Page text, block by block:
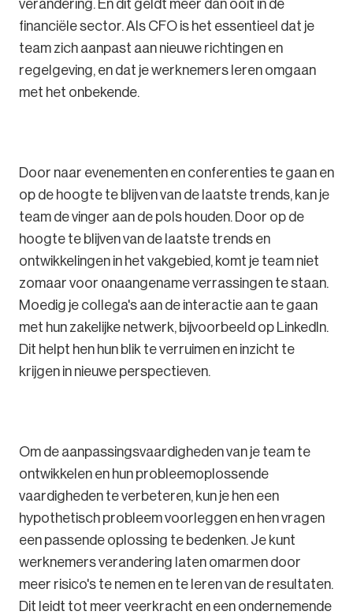
verandering. En dit geldt meer dan ooit in de
financiële sector. Als CFO is het essentieel dat je
team zich aanpast aan nieuwe richtingen en
regelgeving, en dat je werknemers leren omgaan
met het onbekende.
Door naar evenementen en conferenties te gaan en
op de hoogte te blijven van de laatste trends, kan je
team de vinger aan de pols houden. Door op de
hoogte te blijven van de laatste trends en
ontwikkelingen in het vakgebied, komt je team niet
zomaar voor onaangename verrassingen te staan.
Moedig je collega's aan de interactie aan te gaan
met hun zakelijke netwerk, bijvoorbeeld op LinkedIn.
Dit helpt hen hun blik te verruimen en inzicht te
krijgen in nieuwe perspectieven.
Om de aanpassingsvaardigheden van je team te
ontwikkelen en hun probleemoplossende
vaardigheden te verbeteren, kun je hen een
hypothetisch probleem voorleggen en hen vragen
een passende oplossing te bedenken. Je kunt
werknemers verandering laten omarmen door
meer risico's te nemen en te leren van de resultaten.
Dit leidt tot meer veerkracht en een ondernemende